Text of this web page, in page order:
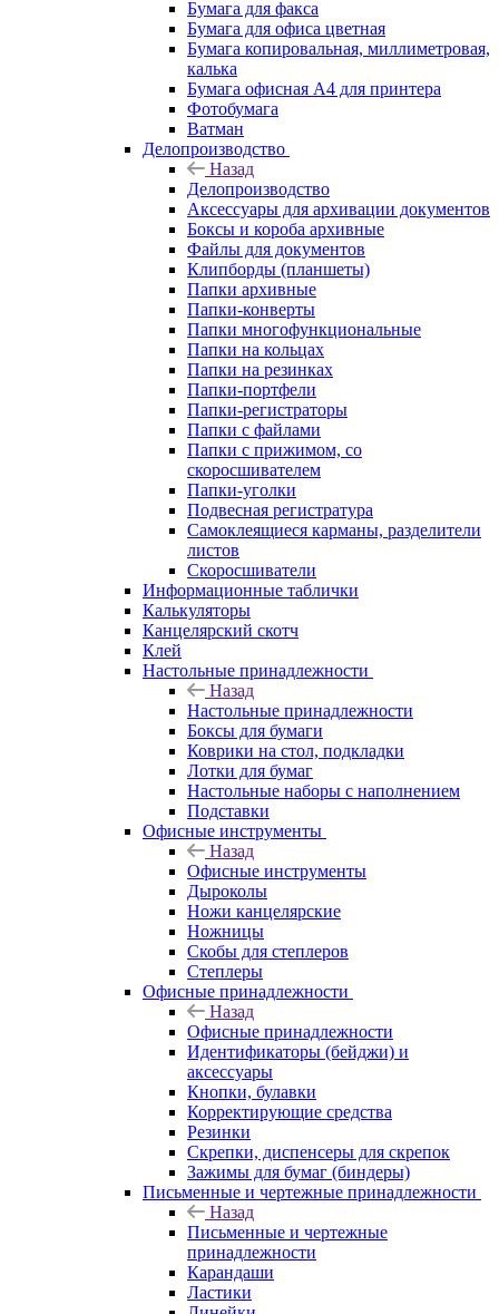
Бумага для факса
Бумага для офиса цветная
Бумага копировальная, миллиметровая,
калька
Бумага офисная А4 для принтера
Фотобумага
Ватман
Делопроизводство
Назад
Делопроизводство
Аксессуары для архивации документов
Боксы и короба архивные
Файлы для документов
Клипборды (планшеты)
Папки архивные
Папки-конверты
Папки многофункциональные
Папки на кольцах
Папки на резинках
Папки-портфели
Папки-регистраторы
Папки с файлами
Папки с прижимом, со
скоросшивателем
Папки-уголки
Подвесная регистратура
Самоклеящиеся карманы, разделители
листов
Скоросшиватели
Информационные таблички
Калькуляторы
Канцелярский скотч
Клей
Настольные принадлежности
Назад
Настольные принадлежности
Боксы для бумаги
Коврики на стол, подкладки
Лотки для бумаг
Настольные наборы с наполнением
Подставки
Офисные инструменты
Назад
Офисные инструменты
Дыроколы
Ножи канцелярские
Ножницы
Скобы для степлеров
Степлеры
Офисные принадлежности
Назад
Офисные принадлежности
Идентификаторы (бейджи) и
аксессуары
Кнопки, булавки
Корректирующие средства
Резинки
Скрепки, диспенсеры для скрепок
Зажимы для бумаг (биндеры)
Письменные и чертежные принадлежности
Назад
Письменные и чертежные
принадлежности
Карандаши
Ластики